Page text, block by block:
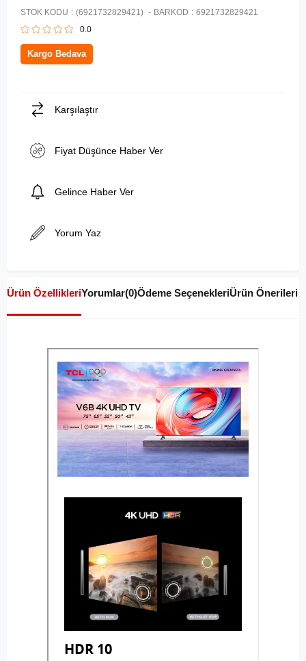
STOK KODU (6921732829421) BARKOD : 6921732829421
0.0
Kargo Bedava
Karşılaştır
Fiyat Düşünce Haber Ver
Gelince Haber Ver
Yorum Yaz
Ürün ÖzellikleriYorumlar(0)Ödeme SeçenekleriÜrün Önerileri